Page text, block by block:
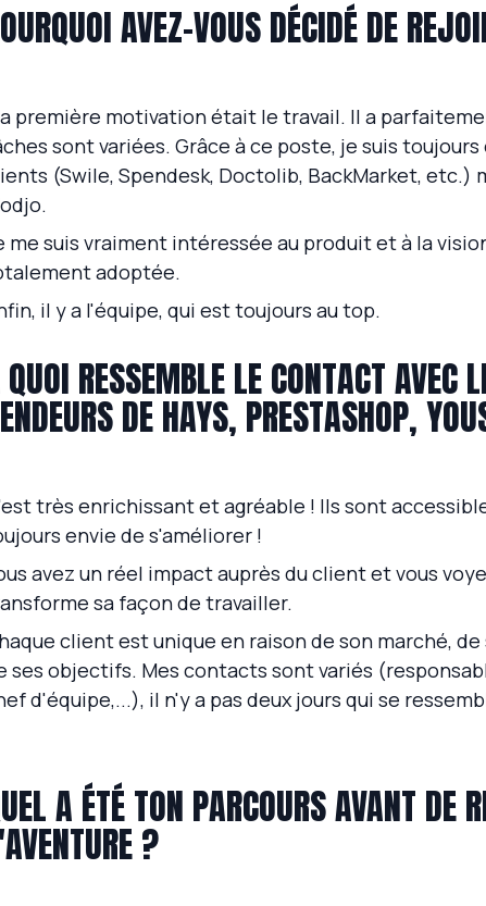
AVEZ-VOUS DÉCIDÉ DE
première motivation était le travail. Il a
sont variées. Grâce à ce poste, je suis
(Swile, Spendesk, Doctolib, BackMarket, etc.)
me suis vraiment intéressée au produit et à la
adoptée.
il y a l'équipe, qui est toujours au top.
RESSEMBLE LE CONTACT AVEC
DE HAYS, PRESTASHOP,
très enrichissant et agréable ! Ils sont
envie de s'améliorer !
avez un réel impact auprès du client et vous
sa façon de travailler.
client est unique en raison de son marché,
ses objectifs. Mes contacts sont variés
d'équipe,...), il n'y a pas deux jours qui se
A ÉTÉ TON PARCOURS AVANT DE
?